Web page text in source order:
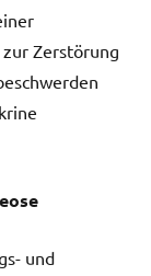
Zerstörung
und